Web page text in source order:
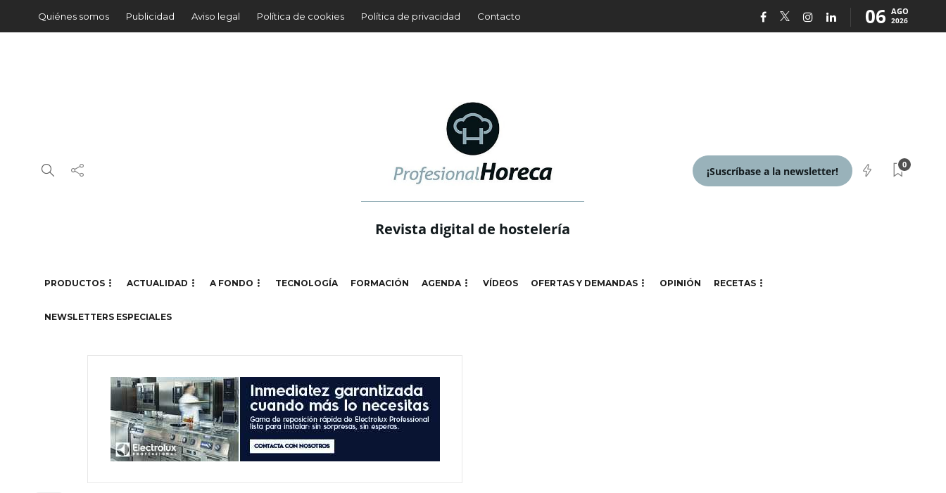
Quiénes somos Publicidad Aviso legal Política de cookies Política de privacidad Contacto 06 AGO
2026
Revista digital de hostelería
¡Suscríbase a la newsletter!
0
PRODUCTOS ACTUALIDAD A FONDO TECNOLOGÍA FORMACIÓN AGENDA VÍDEOS OFERTAS Y DEMANDAS OPINIÓN RECETAS
NEWSLETTERS ESPECIALES